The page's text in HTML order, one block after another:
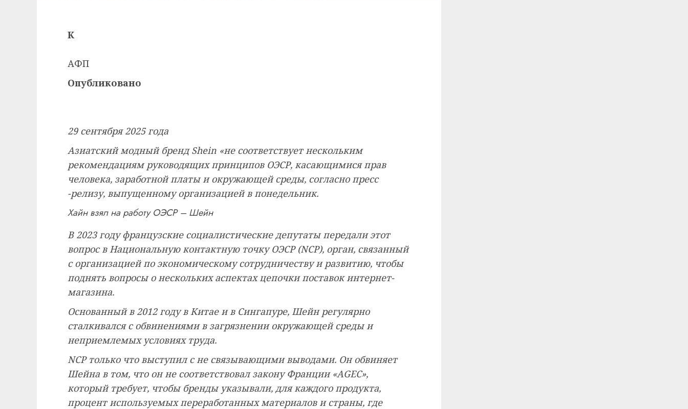
К
АФП
Опубликовано
29 сентября 2025 года
Азиатский модный бренд Shein «не соответствует нескольким
рекомендациям руководящих принципов ОЭСР, касающимися прав
человека, заработной платы и окружающей среды, согласно пресс
-релизу, выпущенному организацией в понедельник.
Хайн взял на работу ОЭСР – Шейн
В 2023 году французские социалистические депутаты передали этот
вопрос в Национальную контактную точку ОЭСР (NCP), орган, связанный
с организацией по экономическому сотрудничеству и развитию, чтобы
поднять вопросы о нескольких аспектах цепочки поставок интернет-
магазина.
Основанный в 2012 году в Китае и в Сингапуре, Шейн регулярно
сталкивался с обвинениями в загрязнении окружающей среды и
неприемлемых условиях труда.
NCP только что выступил с не связывающими выводами. Он обвиняет
Шейна в том, что он не соответствовал закону Франции «AGEC»,
который требует, чтобы бренды указывали, для каждого продукта,
процент используемых переработанных материалов и страны, где